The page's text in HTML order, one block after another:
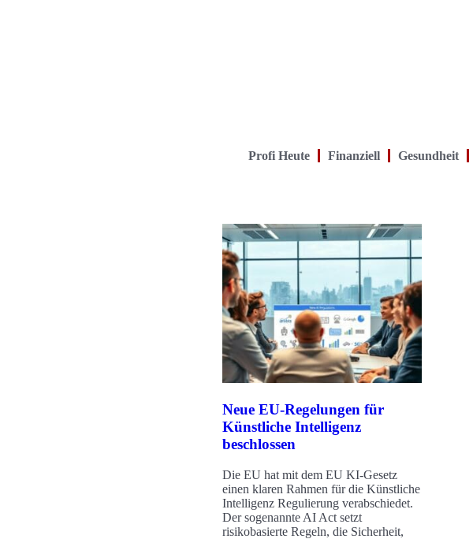
Profi Heute Finanziell Gesundheit
Neue EU-Regelungen für
Künstliche Intelligenz
beschlossen
Die EU hat mit dem EU KI-Gesetz
einen klaren Rahmen für die Künstliche
Intelligenz Regulierung verabschiedet.
Der sogenannte AI Act setzt
risikobasierte Regeln, die Sicherheit,